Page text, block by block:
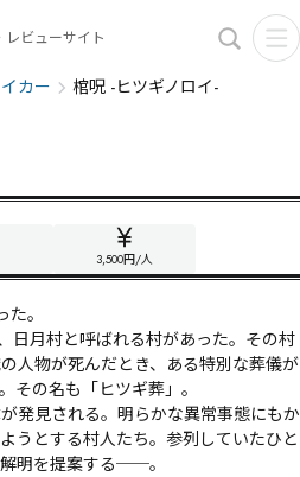
ビューサイト
カー 棺呪 -ヒツギノロイ-
3,500円/人
。
日月村と呼ばれる村があった。その村
人物が死んだとき、ある特別な葬儀が
その名も「ヒツギ葬」。
発見される。明らかな異常事態にもか
うとする村人たち。参列していたひと
明を提案する──。